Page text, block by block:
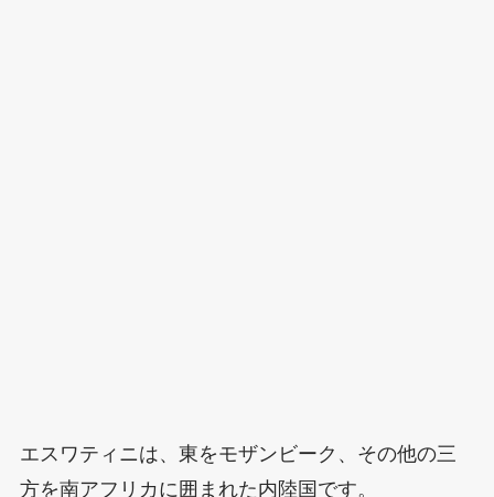
エスワティニは、東をモザンビーク、その他の三
方を南アフリカに囲まれた内陸国です。